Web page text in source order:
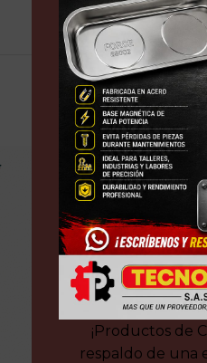
¡Productos de
respaldo de una